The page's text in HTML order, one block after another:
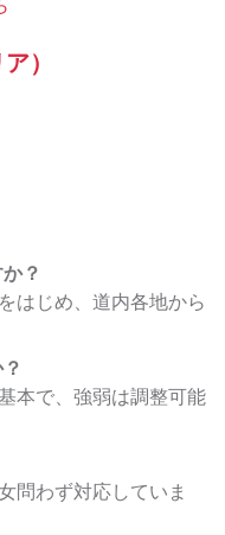
）
？
はじめ、道内各地から
本で、強弱は調整可能
問わず対応していま